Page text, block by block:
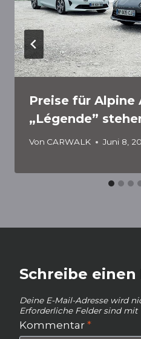
Preise für Alpine
„Légende”
Von CARWALK Juni 8,
Schreibe
Deine E-Mail-Adresse wird
Erforderliche Felder sind mit
Kommentar *